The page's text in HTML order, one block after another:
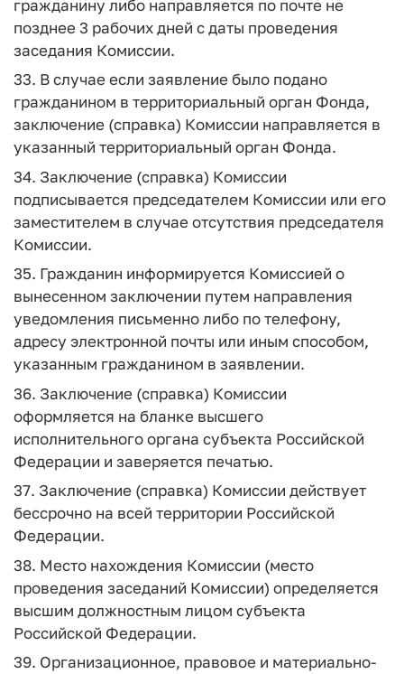
гражданину либо направляется по почте не
позднее 3 рабочих дней с даты проведения
заседания Комиссии.
33. В случае если заявление было подано
гражданином в территориальный орган Фонда,
заключение (справка) Комиссии направляется в
указанный территориальный орган Фонда.
34. Заключение (справка) Комиссии
подписывается председателем Комиссии или его
заместителем в случае отсутствия председателя
Комиссии.
35. Гражданин информируется Комиссией о
вынесенном заключении путем направления
уведомления письменно либо по телефону,
адресу электронной почты или иным способом,
указанным гражданином в заявлении.
36. Заключение (справка) Комиссии
оформляется на бланке высшего
исполнительного органа субъекта Российской
Федерации и заверяется печатью.
37. Заключение (справка) Комиссии действует
бессрочно на всей территории Российской
Федерации.
38. Место нахождения Комиссии (место
проведения заседаний Комиссии) определяется
высшим должностным лицом субъекта
Российской Федерации.
39. Организационное, правовое и материально-